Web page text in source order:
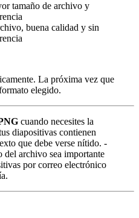
tamaño de archivo y
buena calidad y sin
La próxima vez que
elegido.
cuando necesites la
diapositivas contienen
que debe verse nítido. -
del archivo sea importante
por correo electrónico